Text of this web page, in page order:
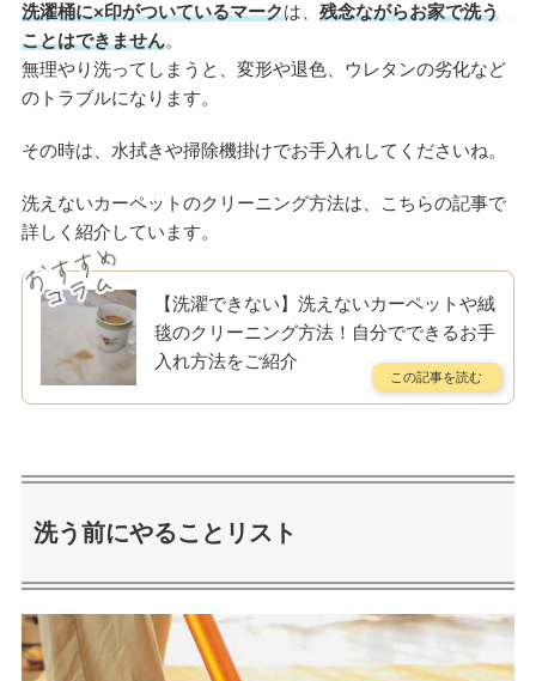
洗濯桶に×印がついているマークは、 残念ながらお家で洗う
ことはできません。
無理やり洗ってしまうと、変形や退色、ウレタンの劣化など
のトラブルになります。
その時は、水拭きや掃除機掛けでお手入れしてくださいね。
洗えないカーペットのクリーニング方法は、こちらの記事で
詳しく紹介しています。
【洗濯できない】洗えないカーペットや絨
毯のクリーニング方法！自分でできるお手
入れ方法をご紹介
洗う前にやることリスト